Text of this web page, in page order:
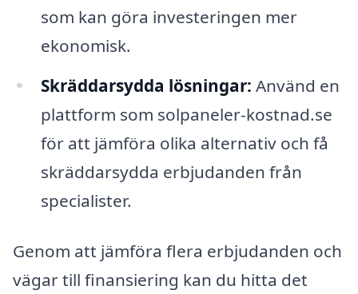
som kan göra investeringen mer
ekonomisk.
Skräddarsydda lösningar: Använd en
plattform som solpaneler-kostnad.se
för att jämföra olika alternativ och få
skräddarsydda erbjudanden från
specialister.
Genom att jämföra flera erbjudanden och
vägar till finansiering kan du hitta det